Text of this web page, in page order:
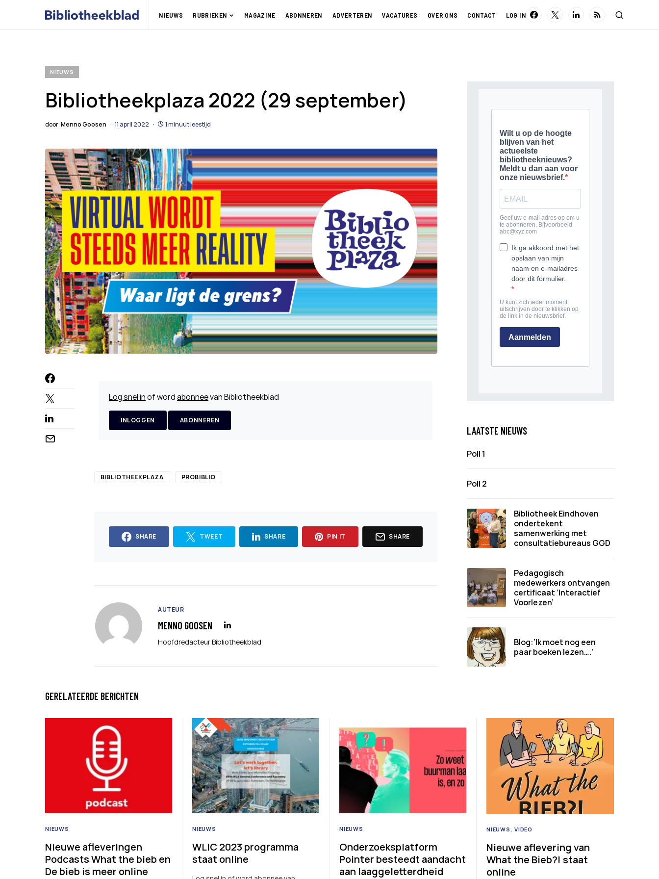
NIEUWS RUBRIEKEN MAGAZINE ABONNEREN ADVERTEREN VACATURES OVER ONS CONTACT LOG IN
NIEUWS
Bibliotheekplaza 2022 (29 september)
door Menno Goosen 11 april 2022 1 minuut leestijd
Log snel inof wordabonneevan Bibliotheekblad
INLOGGEN ABONNEREN
BIBLIOTHEEKPLAZA PROBIBLIO
SHARE TWEET SHARE PIN IT SHARE
AUTEUR
MENNO GOOSEN
Hoofdredacteur Bibliotheekblad
LAATSTE NIEUWS
Poll 1
Poll 2
Bibliotheek Eindhoven
ondertekent
samenwerking met
consultatiebureaus GGD
Pedagogisch
medewerkers ontvangen
certificaat ‘Interactief
Voorlezen’
Blog:‘Ik moet nog een
paar boeken lezen….’
GERELATEERDE BERICHTEN
NIEUWS
Nieuwe afleveringen
Podcasts What the bieb en
De bieb is meer online
NIEUWS
WLIC 2023 programma
staat online
NIEUWS
Onderzoeksplatform
Pointer besteedt aandacht
aan laaggeletterdheid
NIEUWS VIDEO
Nieuwe aflevering van
What the Bieb?! staat
online